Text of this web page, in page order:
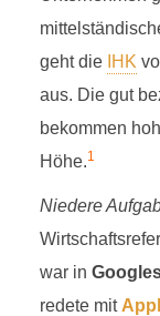
geht die IHK
aus. Die gut
bekommen
Höhe.1
Niedere
war in
redete mit